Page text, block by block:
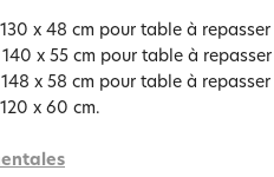
x 48 cm pour table à
140 x 55 cm pour table à
x 58 cm pour table à
120 x 60 cm.